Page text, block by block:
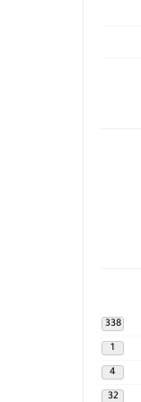
338
1
4
32